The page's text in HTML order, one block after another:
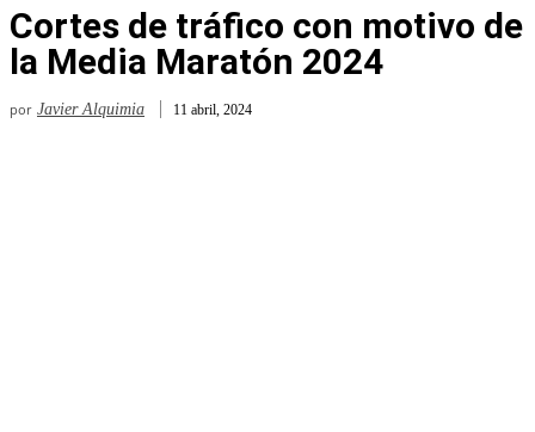
Cortes de tráfico con motivo de
la Media Maratón 2024
por Javier Alquimia 11 abril, 2024